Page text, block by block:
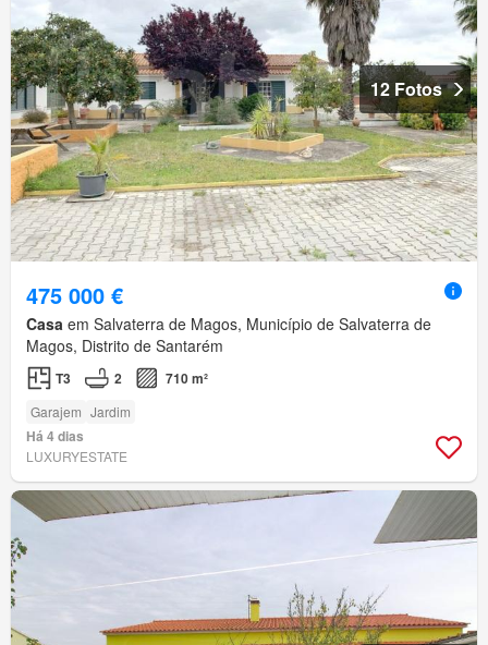
12 Fotos
475 000 €
Casa em Salvaterra de Magos, Município de Salvaterra de
Magos, Distrito de Santarém
T3 2 710 m²
Garajem Jardim
Há 4 dias
LUXURYESTATE